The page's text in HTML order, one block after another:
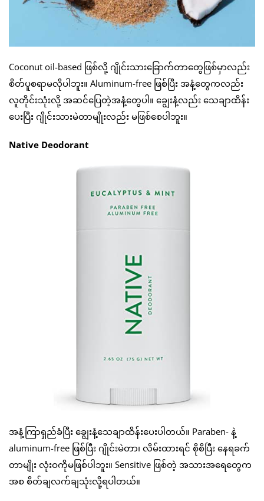
Coconut oil-based ဖြစ်လို့ ဂျိုင်းသားခြောက်တာတွေဖြစ်မှာလည်း
စိတ်ပူစရာမလိုပါဘူး။ Aluminum-free ဖြစ်ပြီး အနံ့တွေကလည်း
လူတိုင်းသုံးလို့ အဆင်ပြေတဲ့အနံ့တွေပါ။ ချွေးနံ့လည်း သေချာထိန်း
ပေးပြီး ဂျိုင်းသားမဲတာမျိုးလည်း မဖြစ်စေပါဘူး။
Native Deodorant
အနံ့ကြာရှည်ခံပြီး ချွေးနံ့သေချာထိန်းပေးပါတယ်။ Paraben- နဲ့
aluminum-free ဖြစ်ပြီး ဂျိုင်းမဲတာ၊ လိမ်းထားရင် စိုစိပြီး နေရခက်
တာမျိုး လုံးဝကိုမဖြစ်ပါဘူး။ Sensitive ဖြစ်တဲ့ အသားအရေတွေက
အစ စိတ်ချလက်ချသုံးလို့ရပါတယ်။